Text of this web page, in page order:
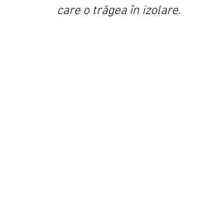
care o trăgea în izolare.